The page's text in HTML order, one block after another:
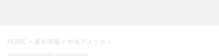
HOME > 基本情報 > 中央アメリカ >